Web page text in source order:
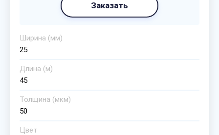
Заказать
Ширина (мм)
25
Длина (м)
45
Толщина (мкм)
50
Цвет